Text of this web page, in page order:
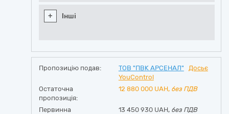
+ Інші
Пропозицію подав: ТОВ "ПВК АРСЕНАЛ"
Досьє
YouControl
Остаточна
пропозиція:
12 880 000 UAH, без ПДВ
Первинна
13 450 930 UAH, без ПДВ